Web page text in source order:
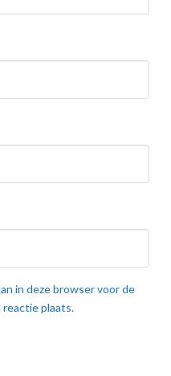
in deze browser voor de
reactie plaats.